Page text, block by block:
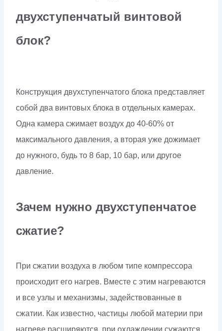
двухступенчатый винтовой
блок?
Конструкция двухступенчатого блока представляет
собой два винтовых блока в отдельных камерах.
Одна камера сжимает воздух до 40-60% от
максимального давления, а вторая уже дожимает
до нужного, будь то 8 бар, 10 бар, или другое
давление.
Зачем нужно двухступенчатое
сжатие?
При сжатии воздуха в любом типе компрессора
происходит его нагрев. Вместе с этим нагреваются
и все узлы и механизмы, задействованные в
сжатии. Как известно, частицы любой материи при